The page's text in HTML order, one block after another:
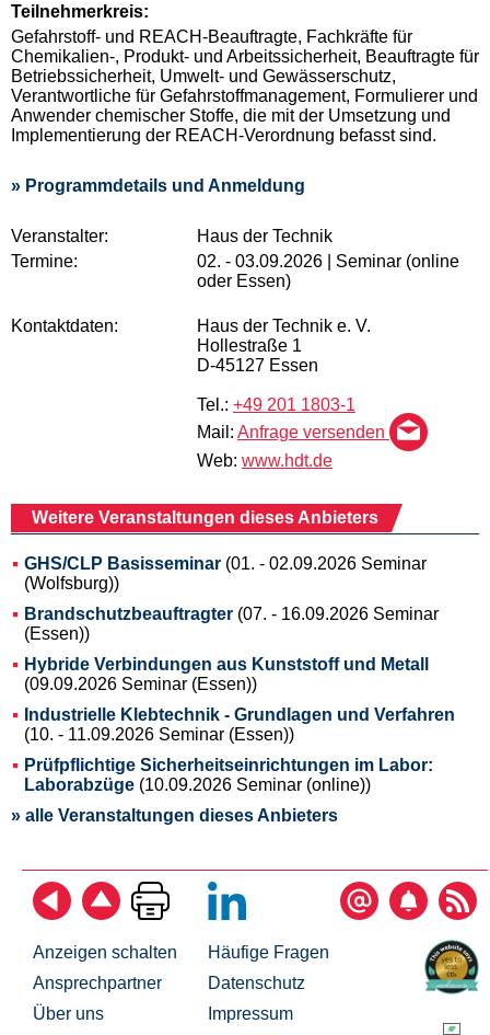
Teilnehmerkreis:
Gefahrstoff- und REACH-Beauftragte, Fachkräfte für
Chemikalien-, Produkt- und Arbeitssicherheit, Beauftragte für
Betriebssicherheit, Umwelt- und Gewässerschutz,
Verantwortliche für Gefahrstoffmanagement, Formulierer und
Anwender chemischer Stoffe, die mit der Umsetzung und
Implementierung der REACH-Verordnung befasst sind.
» Programmdetails und Anmeldung
Veranstalter:
Haus der Technik
Termine:
02. - 03.09.2026 | Seminar (online
oder Essen)
Kontaktdaten:
Haus der Technik e. V.
Hollestraße 1
D-45127 Essen
Tel.: +49 201 1803-1
Mail: Anfrage versenden
Web: www.hdt.de
Weitere Veranstaltungen dieses Anbieters
GHS/CLP Basisseminar (01. - 02.09.2026 Seminar
(Wolfsburg))
Brandschutzbeauftragter (07. - 16.09.2026 Seminar
(Essen))
Hybride Verbindungen aus Kunststoff und Metall
(09.09.2026 Seminar (Essen))
Industrielle Klebtechnik - Grundlagen und Verfahren
(10. - 11.09.2026 Seminar (Essen))
Prüfpflichtige Sicherheitseinrichtungen im Labor:
Laborabzüge (10.09.2026 Seminar (online))
» alle Veranstaltungen dieses Anbieters
Anzeigen schalten
Ansprechpartner
Über uns
Häufige Fragen
Datenschutz
Impressum